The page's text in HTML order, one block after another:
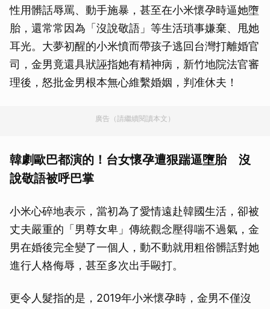
性用髒話辱罵、動手施暴，甚至在小米懷孕時逼她墮
胎，還常常因為「沒說敬語」等生活瑣事嫌棄、甩她
耳光。大夢初醒的小米憤而帶孩子逃回台灣打離婚官
司，金男竟還具狀誣指她有精神病，新竹地院法官審
理後，怒批金男根本無心維繫婚姻，判准休夫！
廣告（請繼續閱讀本文）
韓劇歐巴都演的！台女懷孕遭狠踹逼墮胎 沒
說敬語被呼巴掌
小米心碎地表示，當初為了愛情遠赴韓國生活，卻被
丈夫嚴重的「男尊女卑」傳統觀念壓得喘不過氣，金
男在婚後完全變了一個人，動不動就用粗俗髒話對她
進行人格侮辱，甚至多次出手毆打。
更令人髮指的是，2019年小米懷孕時，金男不僅沒